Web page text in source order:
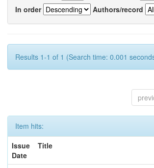
In order
Authors/record
Results 1-1 of 1 (Search time: 0.001
Item hits:
Issue
Date
Title